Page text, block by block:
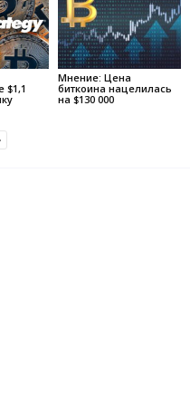
$1,1
Мнение: Цена
биткоина нацелилась
на $130 000